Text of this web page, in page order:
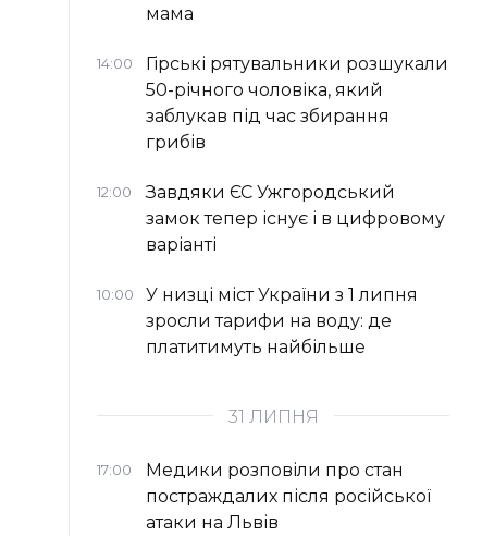
мама
14:00
Гірські рятувальники розшукали
50-річного чоловіка, який
заблукав під час збирання
грибів
12:00
Завдяки ЄС Ужгородський
замок тепер існує і в цифровому
варіанті
10:00
У низці міст України з 1 липня
зросли тарифи на воду: де
платитимуть найбільше
31 ЛИПНЯ
17:00
Медики розповіли про стан
постраждалих після російської
атаки на Львів